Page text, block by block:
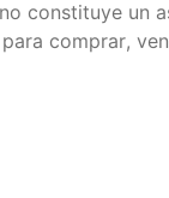
constituye un
comprar,